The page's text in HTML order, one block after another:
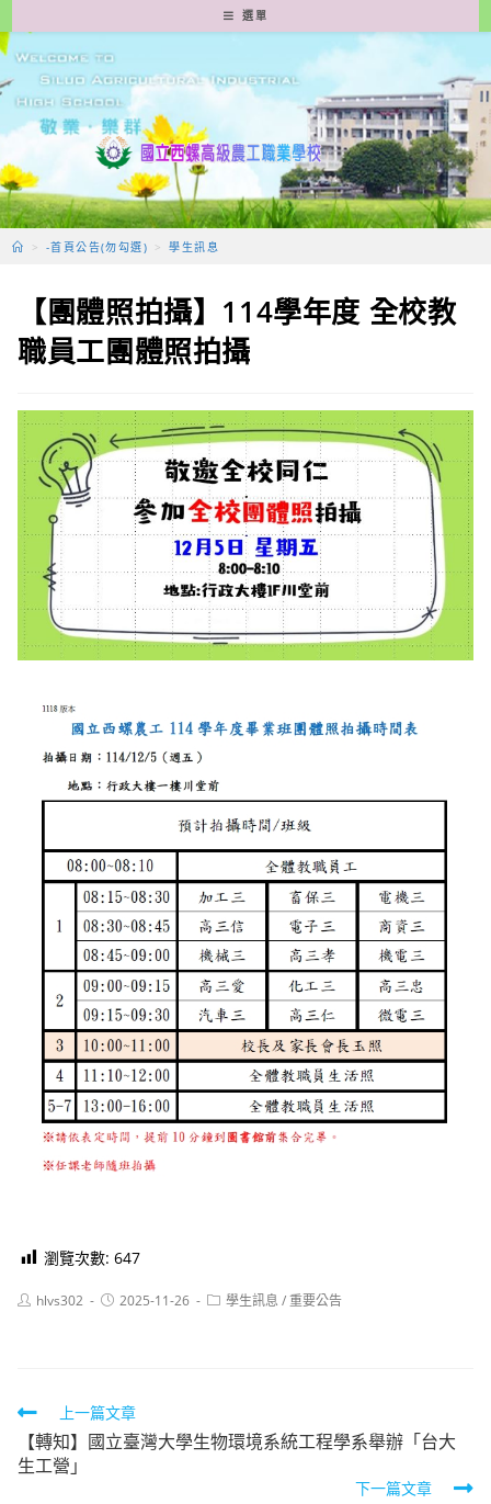
轉
至
要
容
選單
> -首頁公告(勿勾選) > 學生訊息
【團體照拍攝】114學年度 全校教
職員工團體照拍攝
瀏覽次數: 647
Posthlvs302
Post2025-11-26
Post學生訊息 /重要公告
Read
more
articles
上一篇文章
【轉知】國立臺灣大學生物環境系統工程學系舉辦「台大
生工營」
下一篇文章